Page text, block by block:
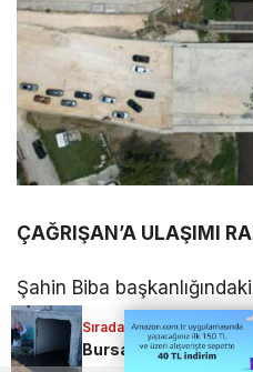
ÇAĞRIŞAN’A ULAŞIMI
Şahin Biba
‘Mudanya-Çağrışan Alt
inceledi. Proje hakkında
Sıradaki Haber